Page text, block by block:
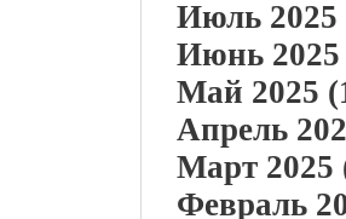
Июль 2025
Июнь 2025
Май 2025
Апрель
Март 2025
Февраль